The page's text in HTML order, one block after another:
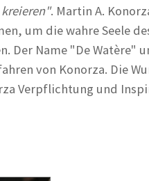
. Martin A.
um die wahre Seele
Der Name "De Watère"
von Konorza. Die
Verpflichtung und